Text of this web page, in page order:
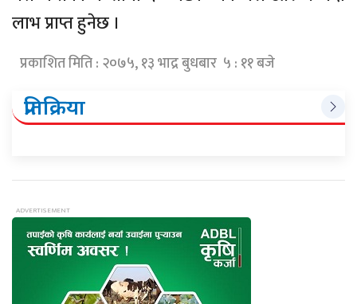
लाभ प्राप्त हुनेछ ।
प्रकाशित मिति : २०७५, १३ भाद्र बुधबार ५ : ११ बजे
प्रतिक्रिया